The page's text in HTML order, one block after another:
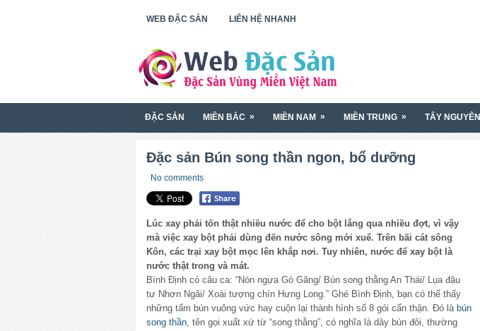
WEB ĐẶC SẢN LIÊN HỆ NHANH
ĐẶC SẢN MIỀN BẮC » MIỀN NAM » MIỀN TRUNG » TÂY NGUYÊN
Đặc sản Bún song thần ngon, bổ dưỡng
No comments
Lúc xay phải tốn thật nhiều nước để cho bột lắng qua nhiều đợt, vì vậy
mà việc xay bột phải dùng đến nước sông mới xuể. Trên bãi cát sông
Kôn, các trại xay bột mọc lên khắp nơi. Tuy nhiên, nước để xay bột là
nước thật trong và mát.
Bình Định có câu ca: “Nón ngựa Gò Găng/ Bún song thằng An Thái/ Lụa đậu
tư Nhơn Ngãi/ Xoài tượng chín Hưng Long.” Ghé Bình Định, bạn có thể thấy
những tấm bún vuông vức hay cuộn lại thành hình số 8 gói cẩn thận. Đó là bún
song thần , tên gọi xuất xứ từ “song thằng”, có nghĩa là dây bún đôi, thường